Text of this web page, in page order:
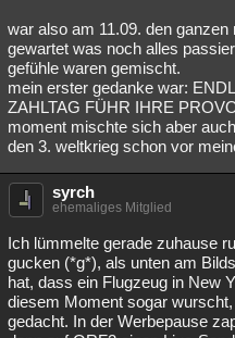
war also am 11.09. den
gewartet was noch alles
gefühle waren gemischt.
mein erster gedanke war:
ZAHLTAG FÜHR IHRE
moment mischte sich aber
den 3. weltkrieg schon vor
syrch
ehemaliges Mitglied
Ich lümmelte gerade zuhause
gucken (*g*), als unten am
hat, dass ein Flugzeug in New
diesem Moment sogar
gedacht. In der Werbepause